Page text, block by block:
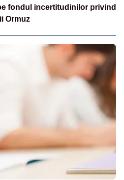
fondul incertitudinilor privind
Ormuz